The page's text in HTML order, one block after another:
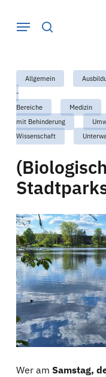
Menu
Allgemein
-
Bereiche
Medizin
mit Behinderung
Wissenschaft
Wer am Samstag,